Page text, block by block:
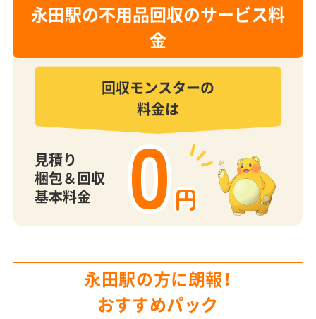
永田駅の不用品回収のサービス料
金
回収モンスターの
料金は
見積り
梱包＆回収
基本料金
0円
永田駅の方に朗報！
おすすめパック